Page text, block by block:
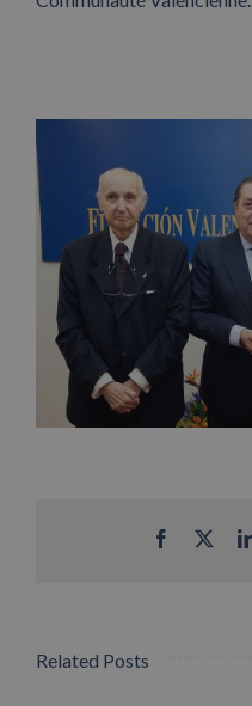
Facebook
Related Posts